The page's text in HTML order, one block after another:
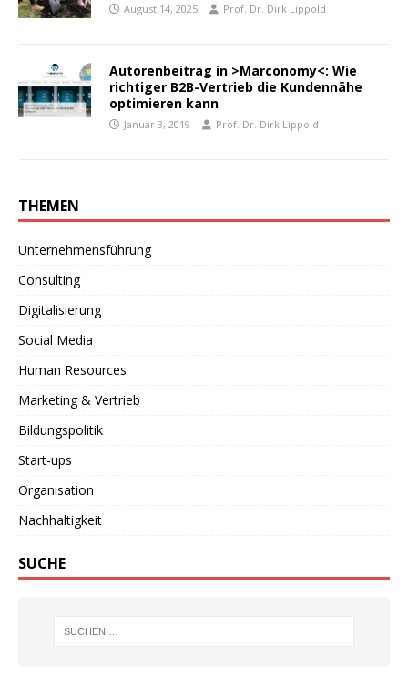
August 14, 2025 Prof. Dr. Dirk Lippold
Autorenbeitrag in >Marconomy<: Wie
richtiger B2B-Vertrieb die Kundennähe
optimieren kann
Januar 3, 2019 Prof. Dr. Dirk Lippold
THEMEN
Unternehmensführung
Consulting
Digitalisierung
Social Media
Human Resources
Marketing & Vertrieb
Bildungspolitik
Start-ups
Organisation
Nachhaltigkeit
SUCHE